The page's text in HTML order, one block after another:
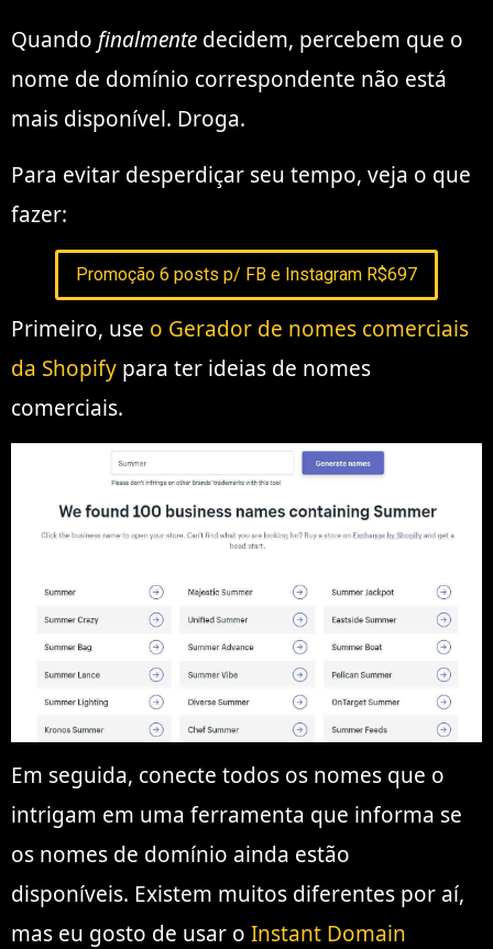
Quando finalmente decidem, percebem que o
nome de domínio correspondente não está
mais disponível. Droga.
Para evitar desperdiçar seu tempo, veja o que
fazer:
Promoção 6 posts p/ FB e Instagram R$697
Primeiro, use o Gerador de nomes comerciais
da Shopify para ter ideias de nomes
comerciais.
Em seguida, conecte todos os nomes que o
intrigam em uma ferramenta que informa se
os nomes de domínio ainda estão
disponíveis. Existem muitos diferentes por aí,
mas eu gosto de usar o Instant Domain